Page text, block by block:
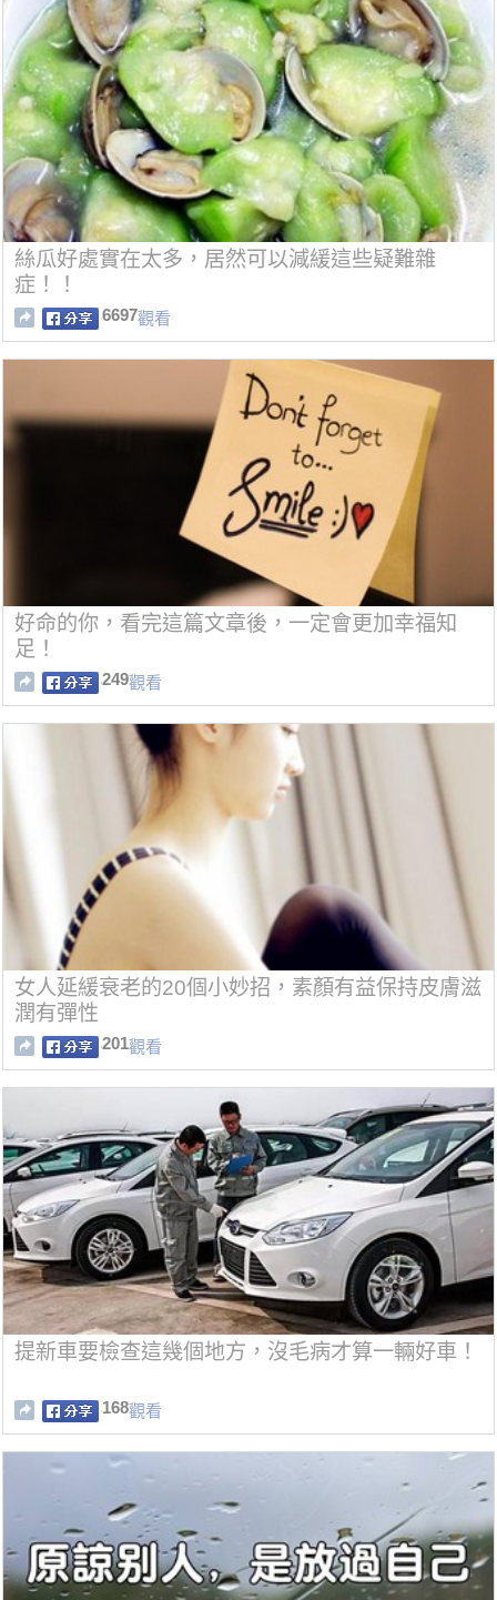
絲瓜好處實在太多，居然可以減緩這些疑難雜
症！！
6697觀看
好命的你，看完這篇文章後，一定會更加幸福知
足！
249觀看
女人延緩衰老的20個小妙招，素顏有益保持皮膚滋
潤有彈性
201觀看
提新車要檢查這幾個地方，沒毛病才算一輛好車！
168觀看